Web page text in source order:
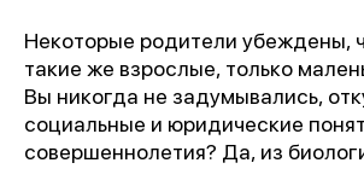
Некоторые родители убеждены,
такие же взрослые, только
Вы никогда не задумывались,
социальные и юридические
совершеннолетия? Да, из